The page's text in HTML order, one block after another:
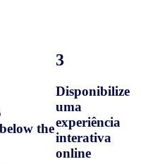
the
3
Disponibilize
uma
experiência
interativa
online